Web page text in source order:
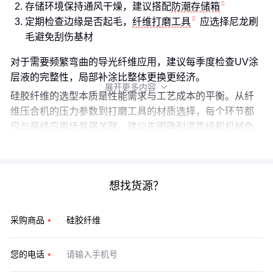
存储环境保持通风干燥，建议搭配防潮存储箱
定期检查边缘是否起毛， 纤维打磨工具
应选择尼龙刷
毛避免刮伤基材
对于需要频繁弯曲的导光纤维应用，建议每季度检查UV涂
层液的完整性，局部补涂比整体更换更经济。
硅胶纤维的选型本质是性能需求与工艺成本的平衡。从纤
维压合机的压力参数到打磨工具的材质选择，每个环节都
应与最终应用场景强关联。建议先明确耐温等级和机械负
展开更多内容 
想找货源？
采购商品
您的电话